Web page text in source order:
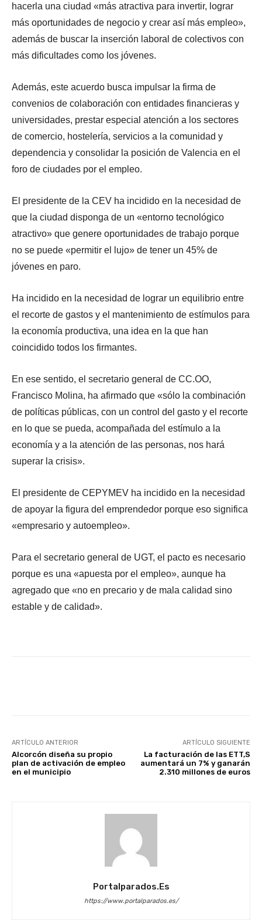
hacerla una ciudad «más atractiva para invertir, lograr
más oportunidades de negocio y crear así más empleo»,
además de buscar la inserción laboral de colectivos con
más dificultades como los jóvenes.
Además, este acuerdo busca impulsar la firma de
convenios de colaboración con entidades financieras y
universidades, prestar especial atención a los sectores
de comercio, hostelería, servicios a la comunidad y
dependencia y consolidar la posición de Valencia en el
foro de ciudades por el empleo.
El presidente de la CEV ha incidido en la necesidad de
que la ciudad disponga de un «entorno tecnológico
atractivo» que genere oportunidades de trabajo porque
no se puede «permitir el lujo» de tener un 45% de
jóvenes en paro.
Ha incidido en la necesidad de lograr un equilibrio entre
el recorte de gastos y el mantenimiento de estímulos para
la economía productiva, una idea en la que han
coincidido todos los firmantes.
En ese sentido, el secretario general de CC.OO,
Francisco Molina, ha afirmado que «sólo la combinación
de políticas públicas, con un control del gasto y el recorte
en lo que se pueda, acompañada del estímulo a la
economía y a la atención de las personas, nos hará
superar la crisis».
El presidente de CEPYMEV ha incidido en la necesidad
de apoyar la figura del emprendedor porque eso significa
«empresario y autoempleo».
Para el secretario general de UGT, el pacto es necesario
porque es una «apuesta por el empleo», aunque ha
agregado que «no en precario y de mala calidad sino
estable y de calidad».
ARTÍCULO ANTERIOR
Alcorcón diseña su propio
plan de activación de empleo
en el municipio
ARTÍCULO SIGUIENTE
La facturación de las ETT,S
aumentará un 7% y ganarán
2.310 millones de euros
Portalparados.es
https://www.portalparados.es/